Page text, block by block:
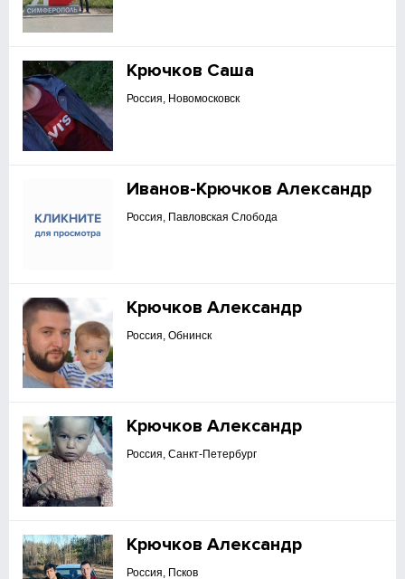
Крючков Саша
Россия, Новомосковск
Иванов-Крючков Александр
Россия, Павловская Слобода
Крючков Александр
Россия, Обнинск
Крючков Александр
Россия, Санкт-Петербург
Крючков Александр
Россия, Псков